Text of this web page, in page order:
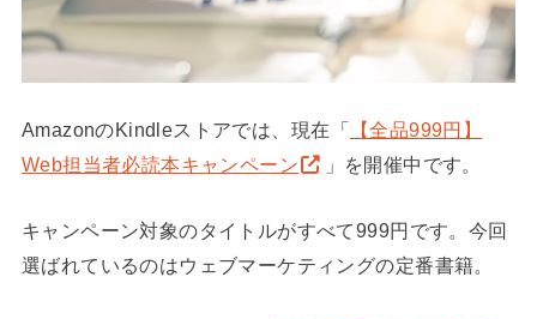
AmazonのKindleストアでは、現在「 【全品999円】
Web担当者必読本キャンペーン
」を開催中です。
キャンペーン対象のタイトルがすべて999円です。今回
選ばれているのはウェブマーケティングの定番書籍。